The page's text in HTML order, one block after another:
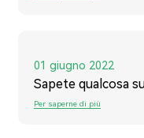
01 giugno 2022
Sapete qualcosa
Per saperne di più